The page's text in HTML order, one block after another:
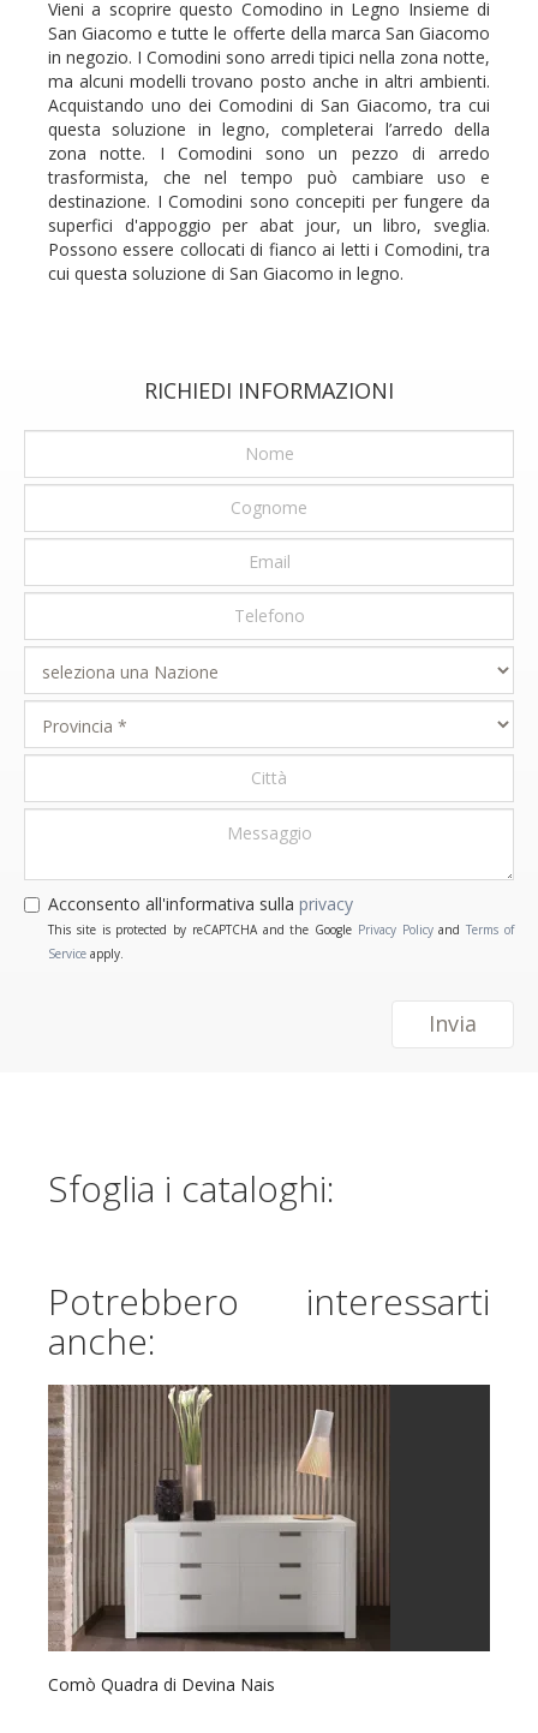
Vieni a scoprire questo Comodino in Legno Insieme di
San Giacomo e tutte le offerte della marca San Giacomo
in negozio. I Comodini sono arredi tipici nella zona notte,
ma alcuni modelli trovano posto anche in altri ambienti.
Acquistando uno dei Comodini di San Giacomo, tra cui
questa soluzione in legno, completerai l’arredo della
zona notte. I Comodini sono un pezzo di arredo
trasformista, che nel tempo può cambiare uso e
destinazione. I Comodini sono concepiti per fungere da
superfici d'appoggio per abat jour, un libro, sveglia.
Possono essere collocati di fianco ai letti i Comodini, tra
cui questa soluzione di San Giacomo in legno.
RICHIEDI INFORMAZIONI
Acconsento all'informativa sulla privacy
This site is protected by reCAPTCHA and the Google Privacy PolicyandTerms of
Service apply.
Invia
Sfoglia i cataloghi:
Potrebbero interessarti
anche:
Comò Quadra di Devina Nais